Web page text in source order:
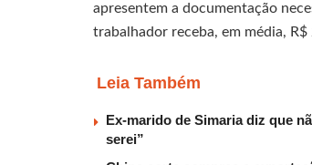
apresentem a documentação
trabalhador receba, em média,
Leia Também
Ex-marido de Simaria diz que
serei”